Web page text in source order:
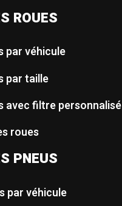
ROUES
par véhicule
par taille
avec filtre personnalisé
roues
PNEUS
par véhicule